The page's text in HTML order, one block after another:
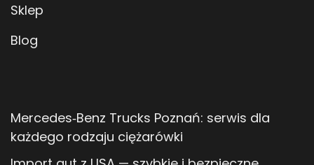
Sklep
Blog
Mercedes‑Benz Trucks Poznań: serwis dla
każdego rodzaju ciężarówki